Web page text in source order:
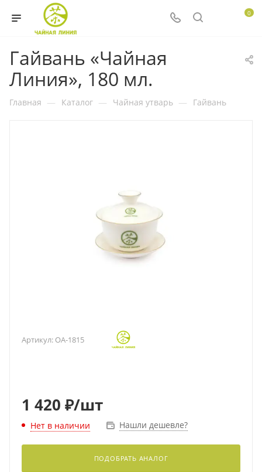
0
Гайвань «Чайная
Линия», 180 мл.
Главная — Каталог — Чайная утварь — Гайвань
Артикул: OA-1815
1 420 ₽/шт
Нет в наличии Нашли дешевле?
ПОДОБРАТЬ АНАЛОГ